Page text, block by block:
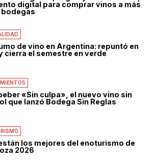
digital para comprar vinos a más
bodegas
de vino en Argentina: repuntó en
cierra el semestre en verde
«Sin culpa», el nuevo vino sin
que lanzó Bodega Sin Reglas
los mejores del enoturismo de
2026